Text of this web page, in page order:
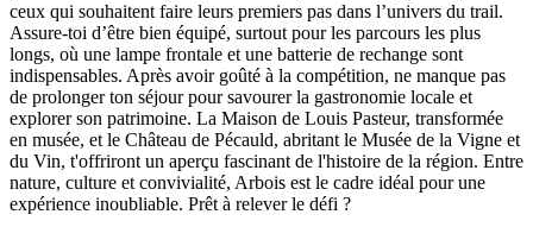
ceux qui souhaitent faire leurs premiers pas dans l’univers du trail.
Assure-toi d’être bien équipé, surtout pour les parcours les plus
longs, où une lampe frontale et une batterie de rechange sont
indispensables. Après avoir goûté à la compétition, ne manque pas
de prolonger ton séjour pour savourer la gastronomie locale et
explorer son patrimoine. La Maison de Louis Pasteur, transformée
en musée, et le Château de Pécauld, abritant le Musée de la Vigne et
du Vin, t'offriront un aperçu fascinant de l'histoire de la région. Entre
nature, culture et convivialité, Arbois est le cadre idéal pour une
expérience inoubliable. Prêt à relever le défi ?